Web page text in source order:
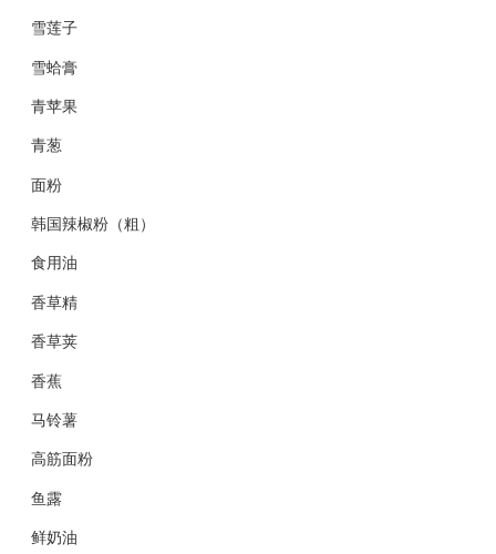
雪莲子
雪蛤膏
青苹果
青葱
面粉
韩国辣椒粉（粗）
食用油
香草精
香草荚
香蕉
马铃薯
高筋面粉
鱼露
鲜奶油